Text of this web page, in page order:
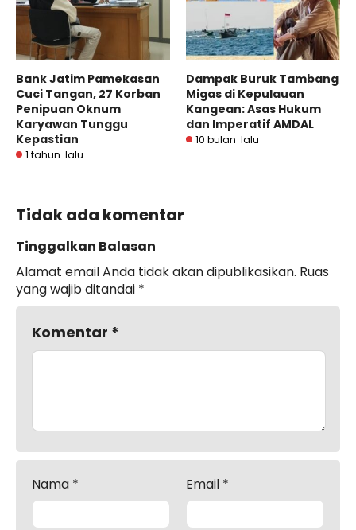
Bank Jatim Pamekasan
Cuci Tangan, 27 Korban
Penipuan Oknum
Karyawan Tunggu
Kepastian
1 tahun lalu
Dampak Buruk Tambang
Migas di Kepulauan
Kangean: Asas Hukum
dan Imperatif AMDAL
10 bulan lalu
Tidak ada komentar
Tinggalkan Balasan
Alamat email Anda tidak akan dipublikasikan. Ruas
yang wajib ditandai *
Komentar *
Nama * Email *